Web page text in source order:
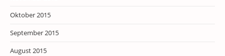
Oktober 2015
September 2015
August 2015